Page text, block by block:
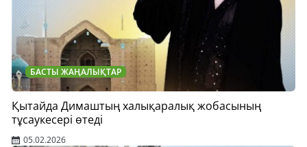
БАСТЫ ЖАҢАЛЫҚТАР
Қытайда Димаштың халықаралық жобасының
тұсаукесері өтеді
05.02.2026